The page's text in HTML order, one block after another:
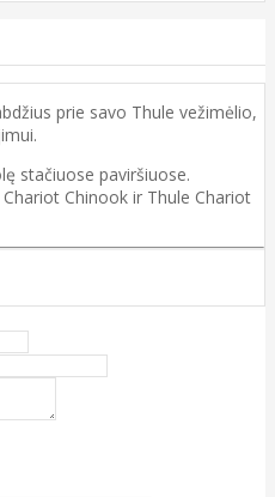
prie savo Thule vežimėlio,
stačiuose paviršiuose.
Chinook ir Thule Chariot